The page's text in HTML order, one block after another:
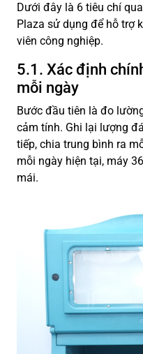
Dưới đây là 6 tiêu chí
Plaza sử dụng để hỗ trợ
viên công nghiệp.
5.1. Xác định
mỗi ngày
Bước đầu tiên là đo
cảm tính. Ghi lại lượng
tiếp, chia trung bình ra
mỗi ngày hiện tại, máy
mái.